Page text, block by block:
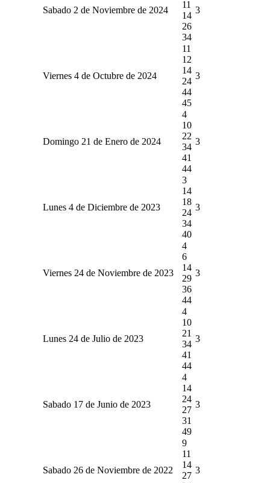
Sabado 2 de Noviembre de 2024
11
14
26
34
3
Viernes 4 de Octubre de 2024
11
12
14
24
44
45
3
Domingo 21 de Enero de 2024
4
10
22
34
41
44
3
Lunes 4 de Diciembre de 2023
3
14
18
24
34
40
3
Viernes 24 de Noviembre de 2023
4
6
14
29
36
44
3
Lunes 24 de Julio de 2023
4
10
21
34
41
44
3
Sabado 17 de Junio de 2023
4
14
24
27
31
49
3
Sabado 26 de Noviembre de 2022
9
11
14
27
3